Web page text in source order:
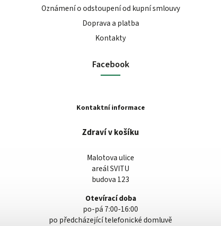
Oznámení o odstoupení od kupní smlouvy
Doprava a platba
Kontakty
Facebook
Kontaktní informace
Zdraví v košíku
Malotova ulice
areál SVITU
budova 123
Otevírací doba
po-pá 7:00-16:00
po předcházející telefonické domluvě